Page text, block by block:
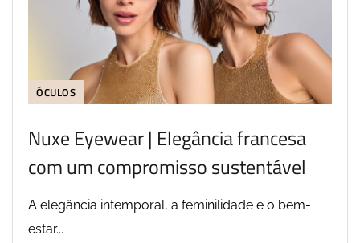
ÓCULOS
Nuxe Eyewear | Elegância francesa
com um compromisso sustentável
A elegância intemporal, a feminilidade e o bem-
estar...